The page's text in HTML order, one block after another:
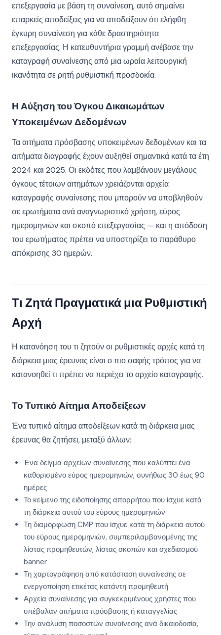
επεξεργασία με βάση τη συναίνεση, αυτό σημαίνει
επαρκείς αποδείξεις για να αποδείξουν ότι ελήφθη
έγκυρη συναίνεση για κάθε δραστηριότητα
επεξεργασίας. Η κατευθυντήρια γραμμή ανέβασε την
καταγραφή συναίνεσης από μια ωραία λειτουργική
ικανότητα σε ρητή ρυθμιστική προσδοκία.
Η Αύξηση του Όγκου Δικαιωμάτων
Υποκειμένων Δεδομένων
Τα αιτήματα πρόσβασης υποκειμένων δεδομένων και τα
αιτήματα διαγραφής έχουν αυξηθεί σημαντικά κατά τα έτη
2024 και 2025. Οι εκδότες που λαμβάνουν μεγάλους
όγκους τέτοιων αιτημάτων χρειάζονται αρχεία
καταγραφής συναίνεσης που μπορούν να υποβληθούν
σε ερωτήματα ανά αναγνωριστικό χρήστη, εύρος
ημερομηνιών και σκοπό επεξεργασίας — και η απόδοση
του ερωτήματος πρέπει να υποστηρίζει το παράθυρο
απόκρισης 30 ημερών.
Τι Ζητά Πραγματικά μια Ρυθμιστική
Αρχή
Η κατανόηση του τι ζητούν οι ρυθμιστικές αρχές κατά τη
διάρκεια μιας έρευνας είναι ο πιο σαφής τρόπος για να
κατανοηθεί τι πρέπει να περιέχει το αρχείο καταγραφής.
Το Τυπικό Αίτημα Αποδείξεων
Ένα τυπικό αίτημα αποδείξεων κατά τη διάρκεια μιας
έρευνας θα ζητήσει, μεταξύ άλλων:
Ένα δείγμα αρχείων συναίνεσης που καλύπτει ένα
καθορισμένο εύρος ημερομηνιών, συνήθως 30 έως 90
ημέρες
Το κείμενο της ειδοποίησης απορρήτου που ίσχυε κατά
τη διάρκεια αυτού του εύρους ημερομηνιών
Τη διαμόρφωση CMP που ίσχυε κατά τη διάρκεια αυτού
του εύρους ημερομηνιών, συμπεριλαμβανομένης της
λίστας προμηθευτών, λίστας σκοπών και σχεδιασμού
banner
Τη χαρτογράφηση από κατάσταση συναίνεσης σε
ενεργοποίηση ετικέτας κατάντη προμηθευτή
Αρχεία συναίνεσης για συγκεκριμένους χρήστες που
υπέβαλαν αιτήματα πρόσβασης ή καταγγελίας
Την ανάλυση ποσοστών συναίνεσης ανά δικαιοδοσία,